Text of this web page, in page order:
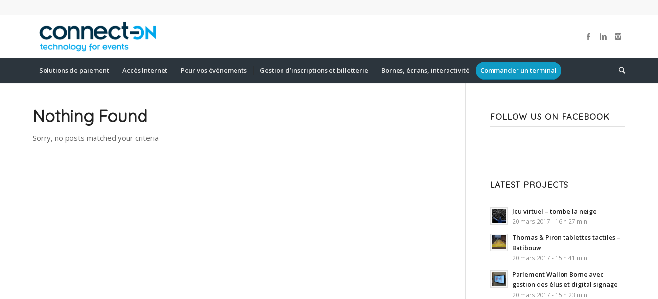
Solutions de paiement Accès Internet Pour vos événements Gestion d’inscriptions et billetterie Bornes, écrans, interactivité Commander un terminal
Nothing Found
Sorry, no posts matched your criteria
FOLLOW US ON FACEBOOK
LATEST PROJECTS
Jeu virtuel – tombe la neige
20 mars 2017 - 16 h 27 min
Thomas & Piron tablettes tactiles –
Batibouw
20 mars 2017 - 15 h 41 min
Parlement Wallon Borne avec
gestion des élus et digital signage
20 mars 2017 - 15 h 23 min